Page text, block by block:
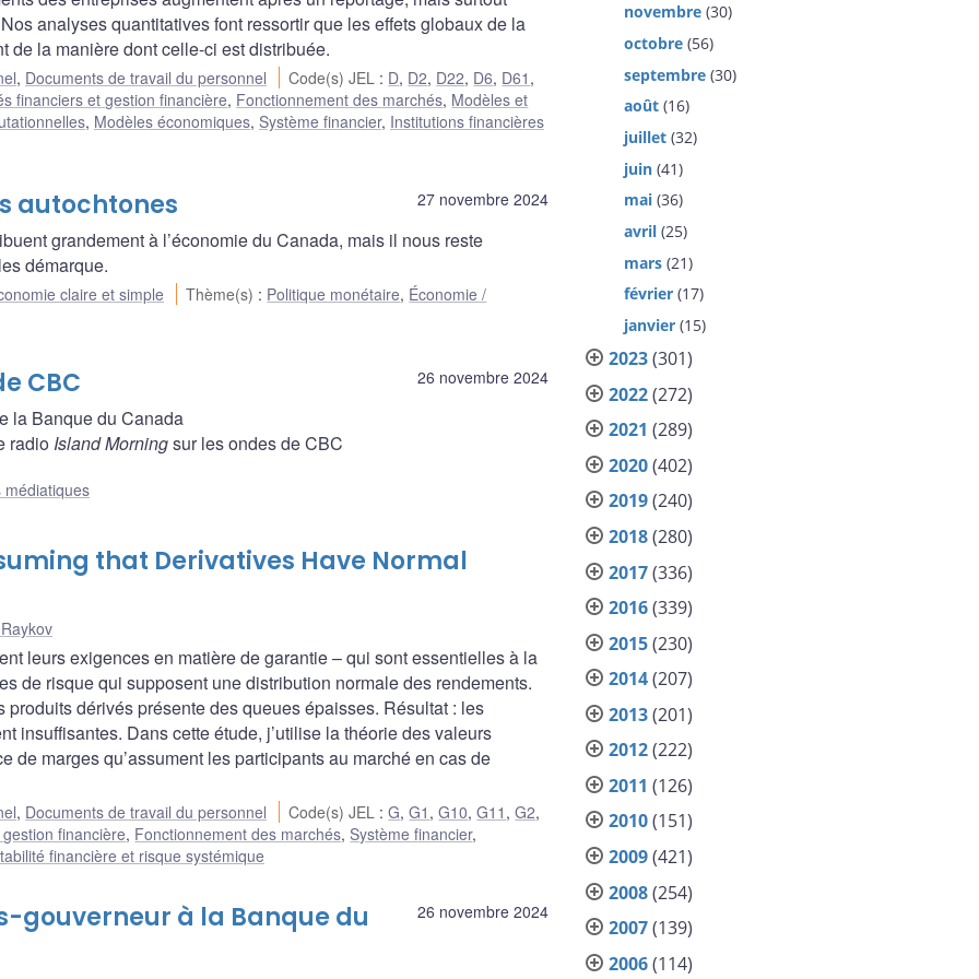
analyses quantitatives font ressortir que les effets globaux de la
de la manière dont celle-ci est distribuée.
, Documents de travail du personnel Code(s) JEL : D, D2, D22, D6, D61 ,
financiers et gestion financière, Fonctionnement des marchés, Modèles et
, Modèles économiques, Système financier, Institutions financières
27 novembre 2024
autochtones
grandement à l’économie du Canada, mais il nous reste
démarque.
claire et simple Thème(s) : Politique monétaire, Économie /
26 novembre 2024
CBC
la Banque du Canada
radio Island Morningsur les ondes de CBC
médiatiques
that Derivatives Have Normal
leurs exigences en matière de garantie – qui sont essentielles à la
de risque qui supposent une distribution normale des rendements.
dérivés présente des queues épaisses. Résultat : les
insuffisantes. Dans cette étude, j’utilise la théorie des valeurs
de marges qu’assument les participants au marché en cas de
, Documents de travail du personnel Code(s) JEL :G,G1 ,G10,G11 ,G2,
financière, Fonctionnement des marchés, Système financier,
financière et risque systémique
26 novembre 2024
gouverneur à la Banque du
novembre (30)
octobre (56)
septembre (30)
août (16)
juillet (32)
juin (41)
mai (36)
avril (25)
mars (21)
février (17)
janvier (15)
2023(301)
2022(272)
2021 (289)
2020(402)
2019(240)
2018(280)
2017(336)
2016(339)
2015(230)
2014(207)
2013(201)
2012(222)
2011 (126)
2010(151)
2009(421)
2008(254)
2007(139)
2006(114)